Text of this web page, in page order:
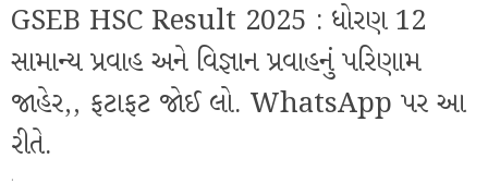
GSEB HSC Result 2025 : ધોરણ 12
સામાન્ય પ્રવાહ અને વિજ્ઞાન પ્રવાહનું પરિણામ
જાહેર,, ફટાફટ જોઈ લો. WhatsApp પર આ
રીતે.
·